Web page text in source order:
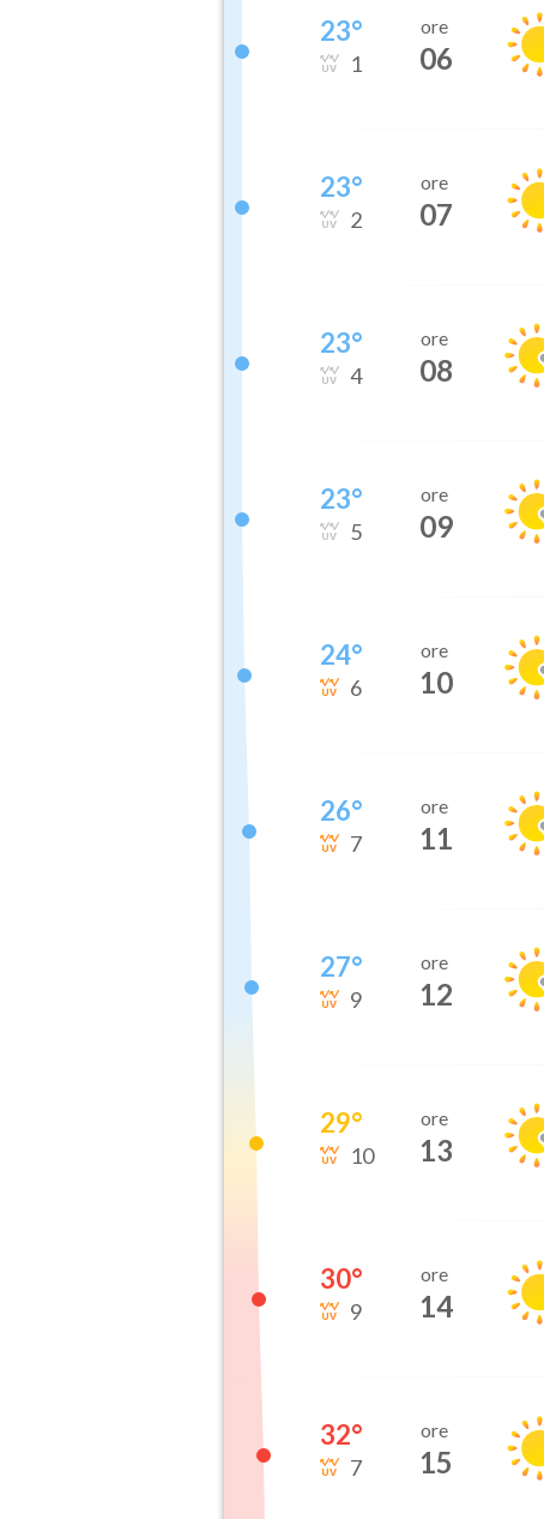
23°
1
ore
06
23°
2
ore
07
23°
4
ore
08
23°
5
ore
09
24°
6
ore
10
26°
7
ore
11
27°
9
ore
12
29°
10
ore
13
30°
9
ore
14
32°
7
ore
15